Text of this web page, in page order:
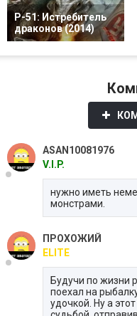
P-51: Истребитель
драконов (2014)
ASAN10081976
V.I.P.
нужно иметь
монстрами.
ПРОХОЖИЙ
ELITE
Будучи по жизни
поехал на
удочкой. Ну а